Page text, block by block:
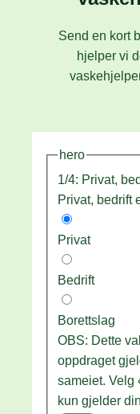
Send en kort
hjelper vi
hero
1/4: Privat,
Privat, bedrift
Privat
Bedrift
Borettslag
OBS: Dette
oppdraget
sameiet. Velg
kun gjelder